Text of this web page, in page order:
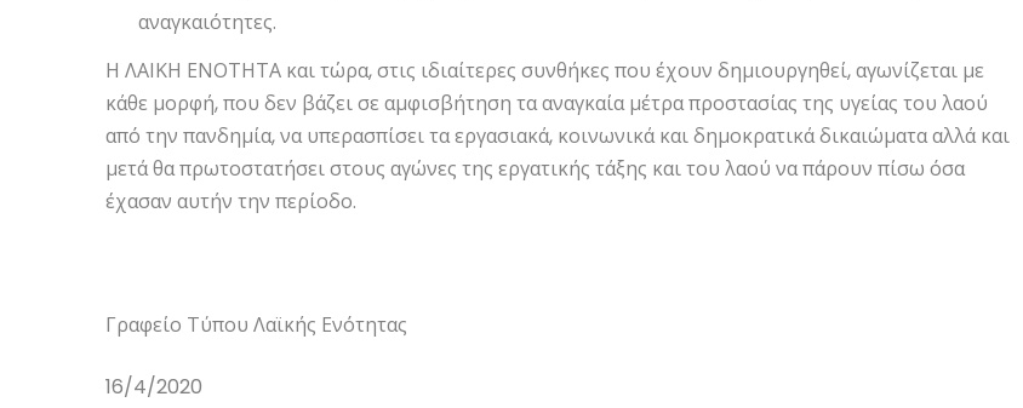
αναγκαιότητες.
Η ΛΑΙΚΗ ΕΝΟΤΗΤΑ και τώρα, στις ιδιαίτερες συνθήκες που έχουν δημιουργηθεί, αγωνίζεται με
κάθε μορφή, που δεν βάζει σε αμφισβήτηση τα αναγκαία μέτρα προστασίας της υγείας του λαού
από την πανδημία, να υπερασπίσει τα εργασιακά, κοινωνικά και δημοκρατικά δικαιώματα αλλά και
μετά θα πρωτοστατήσει στους αγώνες της εργατικής τάξης και του λαού να πάρουν πίσω όσα
έχασαν αυτήν την περίοδο.
Γραφείο Τύπου Λαϊκής Ενότητας
16/4/2020